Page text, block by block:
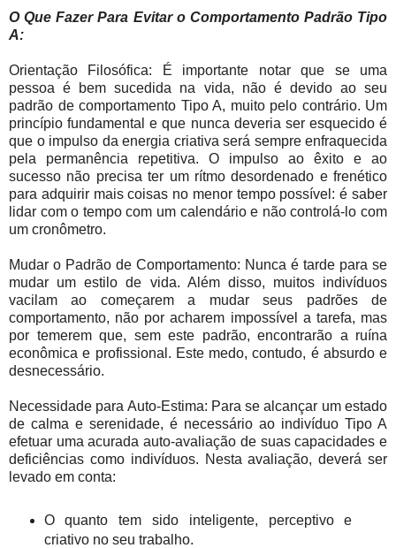
O Que Fazer Para Evitar o Comportamento Padrão Tipo
A:
Orientação Filosófica: É importante notar que se uma
pessoa é bem sucedida na vida, não é devido ao seu
padrão de comportamento Tipo A, muito pelo contrário. Um
princípio fundamental e que nunca deveria ser esquecido é
que o impulso da energia criativa será sempre enfraquecida
pela permanência repetitiva. O impulso ao êxito e ao
sucesso não precisa ter um rítmo desordenado e frenético
para adquirir mais coisas no menor tempo possível: é saber
lidar com o tempo com um calendário e não controlá-lo com
um cronômetro.
Mudar o Padrão de Comportamento: Nunca é tarde para se
mudar um estilo de vida. Além disso, muitos indivíduos
vacilam ao começarem a mudar seus padrões de
comportamento, não por acharem impossível a tarefa, mas
por temerem que, sem este padrão, encontrarão a ruína
econômica e profissional. Este medo, contudo, é absurdo e
desnecessário.
Necessidade para Auto-Estima: Para se alcançar um estado
de calma e serenidade, é necessário ao indivíduo Tipo A
efetuar uma acurada auto-avaliação de suas capacidades e
deficiências como indivíduos. Nesta avaliação, deverá ser
levado em conta:
O quanto tem sido inteligente, perceptivo e
criativo no seu trabalho.